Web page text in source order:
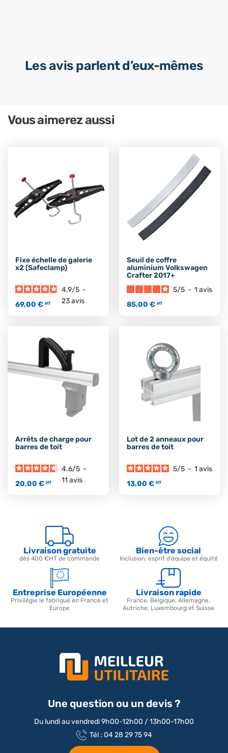
Les avis parlent d’eux-mêmes
Vous aimerez aussi
Fixe échelle de galerie
x2 (Safeclamp)
4.9/5 -
23avis
69,00 € HT
Seuil de coffre
aluminium Volkswagen
Crafter 2017+
5/5 - 1 avis
85,00 € HT
Arrêts de charge pour
barres de toit
4.6/5 -
11 avis
20,00 € HT
Lot de 2 anneaux pour
barres de toit
5/5 - 1 avis
13,00 € HT
Livraison gratuite
dès 400 €HT de commande
Bien-être social
Inclusion, esprit d’équipe et équité
Entreprise Européenne
Privilégie le fabriqué en France et
Europe
Livraison rapide
France, Belgique, Allemagne,
Autriche, Luxembourg et Suisse
Une question ou un devis ?
Du lundi au vendredi 9h00-12h00 / 13h00-17h00
Tél : 04 28 29 75 94